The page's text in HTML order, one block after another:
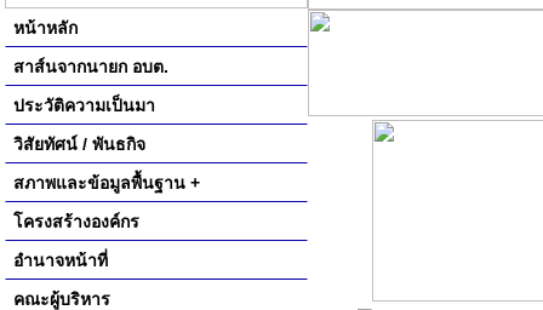
หน้าหลัก
สาส์นจากนายก อบต.
ประวัติความเป็นมา
วิสัยทัศน์ / พันธกิจ
สภาพและข้อมูลพื้นฐาน +
โครงสร้างองค์กร
อำนาจหน้าที่
คณะผู้บริหาร